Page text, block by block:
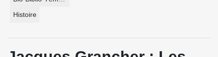
Histoire